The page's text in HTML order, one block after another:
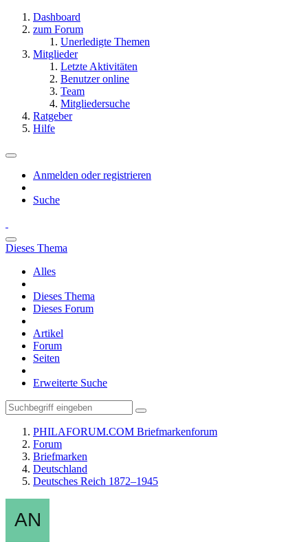
Dashboard
zum Forum
Unerledigte Themen
Mitglieder
Letzte Aktivitäten
Benutzer online
Team
Mitgliedersuche
Ratgeber
Hilfe
Anmelden oder registrieren
Suche
Dieses Thema
Alles
Dieses Thema
Dieses Forum
Artikel
Forum
Seiten
Erweiterte Suche
PHILAFORUM.COM Briefmarkenforum
Forum
Briefmarken
Deutschland
Deutsches Reich 1872–1945